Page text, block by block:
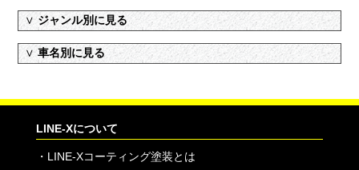
∨ジャンル別に見る
∨車名別に見る
LINE-Xについて
・ LINE-Xコーティング塗装とは